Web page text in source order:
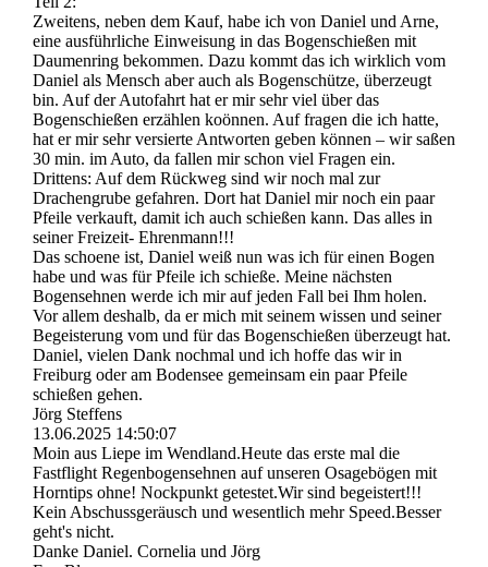
Zweitens, neben dem Kauf, habe ich von Daniel und Arne,
eine ausführliche Einweisung in das Bogenschießen mit
Daumenring bekommen. Dazu kommt das ich wirklich vom
Daniel als Mensch aber auch als Bogenschütze, überzeugt
bin. Auf der Autofahrt hat er mir sehr viel über das
Bogenschießen erzählen koönnen. Auf fragen die ich hatte,
hat er mir sehr versierte Antworten geben können – wir saßen
30 min. im Auto, da fallen mir schon viel Fragen ein.
Drittens: Auf dem Rückweg sind wir noch mal zur
Drachengrube gefahren. Dort hat Daniel mir noch ein paar
Pfeile verkauft, damit ich auch schießen kann. Das alles in
seiner Freizeit- Ehrenmann!!!
Das schoene ist, Daniel weiß nun was ich für einen Bogen
habe und was für Pfeile ich schieße. Meine nächsten
Bogensehnen werde ich mir auf jeden Fall bei Ihm holen.
Vor allem deshalb, da er mich mit seinem wissen und seiner
Begeisterung vom und für das Bogenschießen überzeugt hat.
Daniel, vielen Dank nochmal und ich hoffe das wir in
Freiburg oder am Bodensee gemeinsam ein paar Pfeile
schießen gehen.
Jörg Steffens
13.06.2025 14:50:07
Moin aus Liepe im Wendland.Heute das erste mal die
Fastflight Regenbogensehnen auf unseren Osagebögen mit
Horntips ohne! Nockpunkt getestet.Wir sind begeistert!!!
Kein Abschussgeräusch und wesentlich mehr Speed.Besser
geht's nicht.
Danke Daniel. Cornelia und Jörg